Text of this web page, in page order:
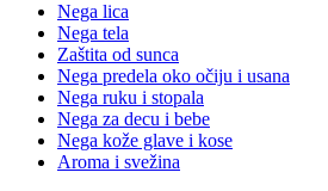
Nega lica
Nega tela
Zaštita od sunca
Nega predela oko očiju i usana
Nega ruku i stopala
Nega za decu i bebe
Nega kože glave i kose
Aroma i svežina